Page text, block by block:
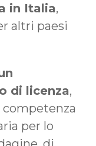
in Italia,
altri paesi
di licenza,
per lo